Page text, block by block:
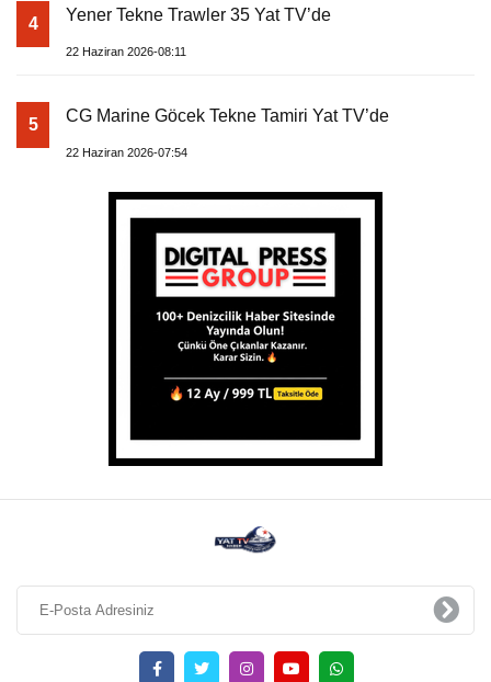
4 Yener Tekne Trawler 35 Yat TV’de
22 Haziran 2026-08:11
5 CG Marine Göcek Tekne Tamiri Yat TV’de
22 Haziran 2026-07:54